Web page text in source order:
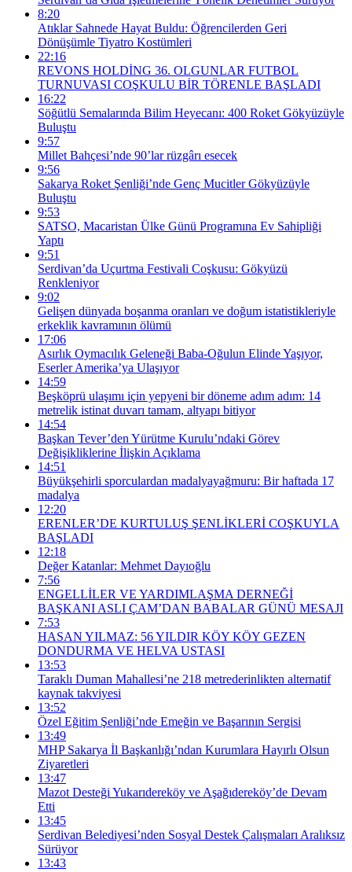
8:20
Atıklar Sahnede Hayat Buldu: Öğrencilerden Geri
Dönüşümle Tiyatro Kostümleri
22:16
REVONS HOLDİNG 36. OLGUNLAR FUTBOL
TURNUVASI COŞKULU BİR TÖRENLE BAŞLADI
16:22
Söğütlü Semalarında Bilim Heyecanı: 400 Roket Gökyüzüyle
Buluştu
9:57
Millet Bahçesi’nde 90’lar rüzgârı esecek
9:56
Sakarya Roket Şenliği’nde Genç Mucitler Gökyüzüyle
Buluştu
9:53
SATSO, Macaristan Ülke Günü Programına Ev Sahipliği
Yaptı
9:51
Serdivan’da Uçurtma Festivali Coşkusu: Gökyüzü
Renkleniyor
9:02
Gelişen dünyada boşanma oranları ve doğum istatistikleriyle
erkeklik kavramının ölümü
17:06
Asırlık Oymacılık Geleneği Baba-Oğulun Elinde Yaşıyor,
Eserler Amerika’ya Ulaşıyor
14:59
Beşköprü ulaşımı için yepyeni bir döneme adım adım: 14
metrelik istinat duvarı tamam, altyapı bitiyor
14:54
Başkan Tever’den Yürütme Kurulu’ndaki Görev
Değişikliklerine İlişkin Açıklama
14:51
Büyükşehirli sporculardan madalyayağmuru: Bir haftada 17
madalya
12:20
ERENLER’DE KURTULUŞ ŞENLİKLERİ COŞKUYLA
BAŞLADI
12:18
Değer Katanlar: Mehmet Dayıoğlu
7:56
ENGELLİLER VE YARDIMLAŞMA DERNEĞİ
BAŞKANI ASLI ÇAM’DAN BABALAR GÜNÜ MESAJI
7:53
HASAN YILMAZ: 56 YILDIR KÖY KÖY GEZEN
DONDURMA VE HELVA USTASI
13:53
Taraklı Duman Mahallesi’ne 218 metrederinlikten alternatif
kaynak takviyesi
13:52
Özel Eğitim Şenliği’nde Emeğin ve Başarının Sergisi
13:49
MHP Sakarya İl Başkanlığı’ndan Kurumlara Hayırlı Olsun
Ziyaretleri
13:47
Mazot Desteği Yukarıdereköy ve Aşağıdereköy’de Devam
Etti
13:45
Serdivan Belediyesi’nden Sosyal Destek Çalışmaları Aralıksız
Sürüyor
13:43